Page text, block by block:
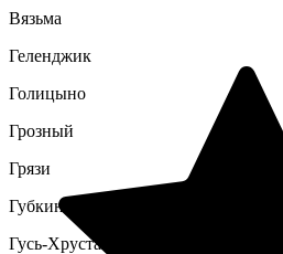
Вязьма
Геленджик
Голицыно
Грозный
Грязи
Губкин
Гусь-Хрустальный